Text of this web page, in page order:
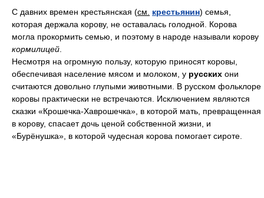
С давних времен крестьянская (см. крестьянин) семья,
которая держала корову, не оставалась голодной. Корова
могла прокормить семью, и поэтому в народе называли корову
кормилицей
Несмотря на огромную пользу, которую приносят коровы,
обеспечивая население мясом и молоком, у русских они
считаются довольно глупыми животными. В русском фольклоре
коровы практически не встречаются. Исключением являются
сказки «Крошечка-Хаврошечка», в которой мать, превращенная
в корову, спасает дочь ценой собственной жизни, и
«Бурёнушка», в которой чудесная корова помогает сироте.